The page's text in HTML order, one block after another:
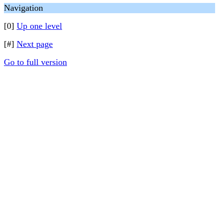
Navigation
[0] Up one level
[#] Next page
Go to full version